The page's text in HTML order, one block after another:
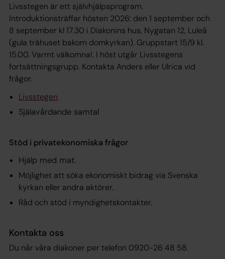
Livsstegen är ett självhjälpsprogram.
Introduktionsträffar hösten 2026: den 1 september och
8 september kl 17.30 i Diakonins hus, Nygatan 12, Luleå
(gula trähuset bakom domkyrkan). Gruppstart 15/9 kl.
15.00. Varmt välkomna!. I höst utgår Livsstegens
fortsättningsgrupp. Kontakta Anders eller Ulrica vid
frågor.
Livsstegen
Själavårdande samtal
Stöd i privatekonomiska frågor
Hjälp med mat.
Möjlighet att söka ekonomiskt bidrag via Svenska
kyrkan eller andra aktörer.
Råd och stöd i myndighetskontakter.
Kontakta oss
Du når våra diakoner per telefon 0920-26 48 58.